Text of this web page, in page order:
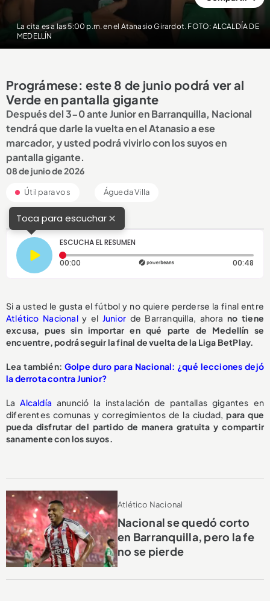
La cita es a las 5:00 p.m. en el Atanasio Girardot. FOTO: ALCALDÍA DE
MEDELLÍN
Prográmese: este 8 de junio podrá ver al
Verde en pantalla gigante
Después del 3-0 ante Junior en Barranquilla, Nacional
tendrá que darle la vuelta en el Atanasio a ese
marcador, y usted podrá vivirlo con los suyos en
pantalla gigante.
08 de junio de 2026
Útil para vos Águeda Villa
Toca para escuchar×
ESCUCHA EL RESUMEN
00:00 Tiempo transcurrido: 0 segundos 00:48
Si a usted le gusta el fútbol y no quiere perderse la final entre
Atlético Nacionaly el Junior de Barranquilla, ahorano tiene
excusa, pues sin importar en qué parte de Medellín se
encuentre, podrá seguir la final de vuelta de la Liga BetPlay.
Lea también: Golpe duro para Nacional: ¿qué lecciones dejó
la derrota contra Junior?
LaAlcaldía anunció la instalación de pantallas gigantes en
diferentes comunas y corregimientos de la ciudad,para que
pueda disfrutar del partido de manera gratuita y compartir
sanamente con los suyos.
Atlético Nacional
Nacional se quedó corto
en Barranquilla, pero la fe
no se pierde